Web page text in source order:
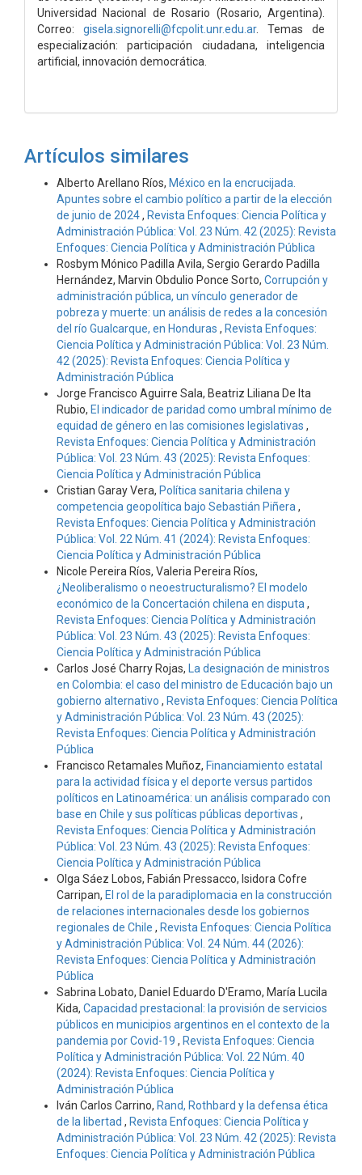
Universidad Nacional de Rosario (Rosario, Argentina).
Correo: gisela.signorelli@fcpolit.unr.edu.ar. Temas de
especialización: participación ciudadana, inteligencia
artificial, innovación democrática.
Artículos similares
Alberto Arellano Ríos, México en la encrucijada.
Apuntes sobre el cambio político a partir de la elección
de junio de 2024, Revista Enfoques: Ciencia Política y
Administración Pública: Vol. 23 Núm. 42 (2025): Revista
Enfoques: Ciencia Política y Administración Pública
Rosbym Mónico Padilla Avila, Sergio Gerardo Padilla
Hernández, Marvin Obdulio Ponce Sorto, Corrupción y
administración pública, un vínculo generador de
pobreza y muerte: un análisis de redes a la concesión
del río Gualcarque, en Honduras , Revista Enfoques:
Ciencia Política y Administración Pública: Vol. 23 Núm.
42 (2025): Revista Enfoques: Ciencia Política y
Administración Pública
Jorge Francisco Aguirre Sala, Beatriz Liliana De Ita
Rubio, El indicador de paridad como umbral mínimo de
equidad de género en las comisiones legislativas ,
Revista Enfoques: Ciencia Política y Administración
Pública: Vol. 23 Núm. 43 (2025): Revista Enfoques:
Ciencia Política y Administración Pública
Cristian Garay Vera, Política sanitaria chilena y
competencia geopolítica bajo Sebastián Piñera ,
Revista Enfoques: Ciencia Política y Administración
Pública: Vol. 22 Núm. 41 (2024): Revista Enfoques:
Ciencia Política y Administración Pública
Nicole Pereira Ríos, Valeria Pereira Ríos,
¿Neoliberalismo o neoestructuralismo? El modelo
económico de la Concertación chilena en disputa ,
Revista Enfoques: Ciencia Política y Administración
Pública: Vol. 23 Núm. 43 (2025): Revista Enfoques:
Ciencia Política y Administración Pública
Carlos José Charry Rojas,
La designación de ministros
en Colombia: el caso del ministro de Educación bajo un
gobierno alternativo , Revista Enfoques: Ciencia Política
y Administración Pública: Vol. 23 Núm. 43 (2025):
Revista Enfoques: Ciencia Política y Administración
Pública
Francisco Retamales Muñoz, Financiamiento estatal
para la actividad física y el deporte versus partidos
políticos en Latinoamérica: un análisis comparado con
base en Chile y sus políticas públicas deportivas ,
Revista Enfoques: Ciencia Política y Administración
Pública: Vol. 23 Núm. 43 (2025): Revista Enfoques:
Ciencia Política y Administración Pública
Olga Sáez Lobos, Fabián Pressacco, Isidora Cofre
Carripan, El rol de la paradiplomacia en la construcción
de relaciones internacionales desde los gobiernos
regionales de Chile , Revista Enfoques: Ciencia Política
y Administración Pública: Vol. 24 Núm. 44 (2026):
Revista Enfoques: Ciencia Política y Administración
Pública
Sabrina Lobato, Daniel Eduardo D'Eramo, María Lucila
Kida, Capacidad prestacional: la provisión de servicios
públicos en municipios argentinos en el contexto de la
pandemia por Covid-19 , Revista Enfoques: Ciencia
Política y Administración Pública: Vol. 22 Núm. 40
(2024): Revista Enfoques: Ciencia Política y
Administración Pública
Iván Carlos Carrino, Rand, Rothbard y la defensa ética
de la libertad , Revista Enfoques: Ciencia Política y
Administración Pública: Vol. 23 Núm. 42 (2025): Revista
Enfoques: Ciencia Política y Administración Pública